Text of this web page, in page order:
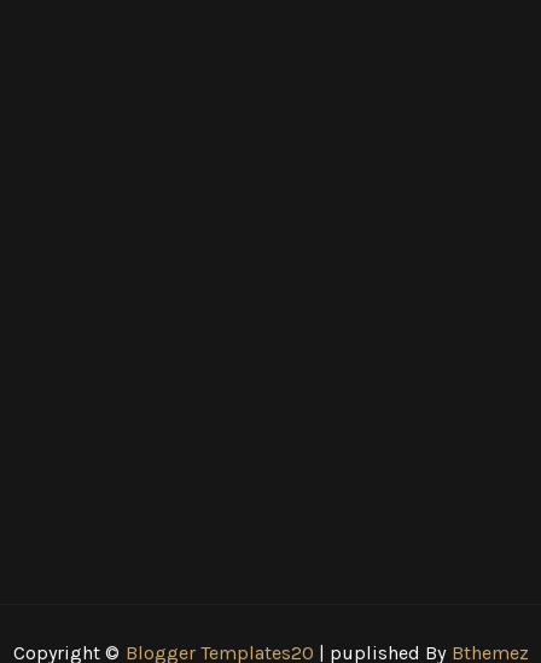
Copyright © Blogger Templates20 | puplished By Bthemez